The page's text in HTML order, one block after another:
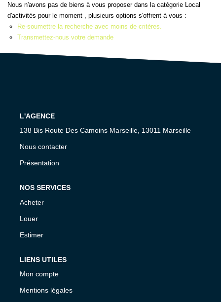
AGENCE
Nous Rejoindre
Créer une alerte
Nous n'avons pas de biens à vous proposer dans la catégorie Local
d'activités pour le moment , plusieurs options s'offrent à vous :
Re-soumettre la recherche avec moins de critères.
Transmettez-nous votre demande
L'AGENCE
138 Bis Route Des Camoins Marseille, 13011 Marseille
Nous contacter
Présentation
NOS SERVICES
Acheter
Louer
Estimer
LIENS UTILES
Mon compte
Mentions légales